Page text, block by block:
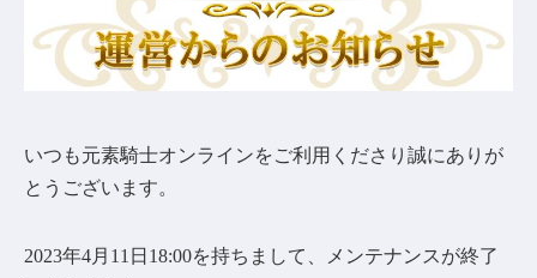
いつも元素騎士オンラインをご利用くださり誠にありが
とうございます。
2023年4月11日18:00を持ちまして、メンテナンスが終了